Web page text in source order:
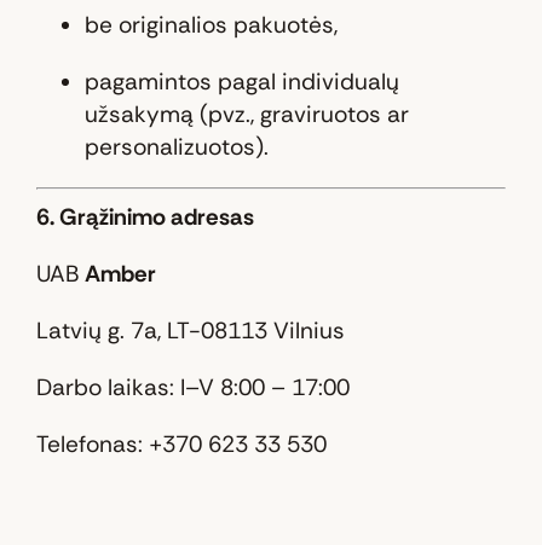
be originalios pakuotės,
pagamintos pagal individualų
užsakymą (pvz., graviruotos ar
personalizuotos).
6. Grąžinimo adresas
UAB Amber
Latvių g. 7a, LT-08113 Vilnius
Darbo laikas: I–V 8:00 – 17:00
Telefonas: +370 623 33 530